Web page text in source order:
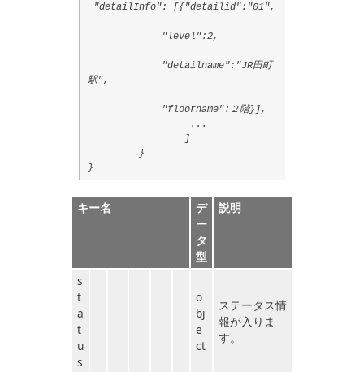
"detailInfo": [{"detailid":"01",
"level":2,
"detailname":"JR田町
駅",
"floorname":２階}],
...
]
}
}
キー名
デ
ー
タ
型
説明
s
t
a
t
u
s
o
bj
e
ct
ステータス情
報が入りま
す。